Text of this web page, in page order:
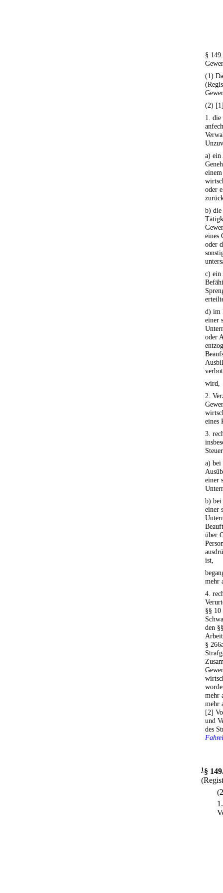
§
(1)
(2)
1. die
a) ein
oder
b) die
eines
oder
c) ein
d) im
einer
oder
wird,
2.
eines
3.
a) bei
einer
b) bei
einer
über
ist,
mehr
4.
§§ 10
den
§
mehr
mehr
[2]
und
des
1§ 149
1.